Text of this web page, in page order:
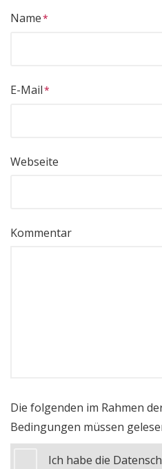
Name
E-Mail
Webseite
Kommentar
Die folgenden im Rahmen
Bedingungen müssen
Ich habe die